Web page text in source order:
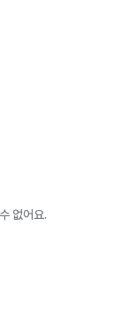
없어요.